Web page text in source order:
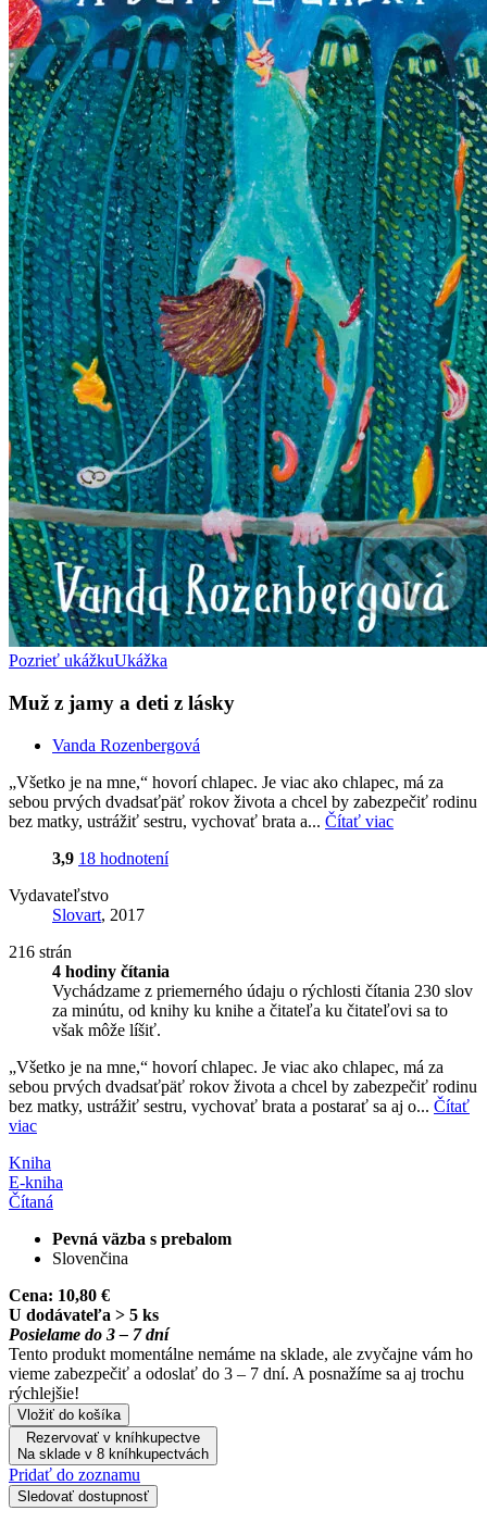
Pozrieť ukážkuUkážka
Muž z jamy a deti z lásky
Vanda Rozenbergová
„Všetko je na mne,“ hovorí chlapec. Je viac ako chlapec, má za
sebou prvých dvadsaťpäť rokov života a chcel by zabezpečiť rodinu
bez matky, ustrážiť sestru, vychovať brata a... Čítať viac
3,9 18 hodnotení
Vydavateľstvo
Slovart, 2017
216 strán
4 hodiny čítania
Vychádzame z priemerného údaju o rýchlosti čítania 230 slov
za minútu, od knihy ku knihe a čitateľa ku čitateľovi sa to
však môže líšiť.
„Všetko je na mne,“ hovorí chlapec. Je viac ako chlapec, má za
sebou prvých dvadsaťpäť rokov života a chcel by zabezpečiť rodinu
bez matky, ustrážiť sestru, vychovať brata a postarať sa aj o... Čítať
viac
Kniha
E-kniha
Čítaná
Pevná väzba s prebalom
Slovenčina
Cena: 10,80 €
U dodávateľa > 5 ks
Posielame do 3 – 7 dní
Tento produkt momentálne nemáme na sklade, ale zvyčajne vám ho
vieme zabezpečiť a odoslať do 3 – 7 dní. A posnažíme sa aj trochu
rýchlejšie!
Vložiť do košíka
Rezervovať v kníhkupectve
Na sklade v 8 kníhkupectvách
Pridať do zoznamu
Sledovať dostupnosť